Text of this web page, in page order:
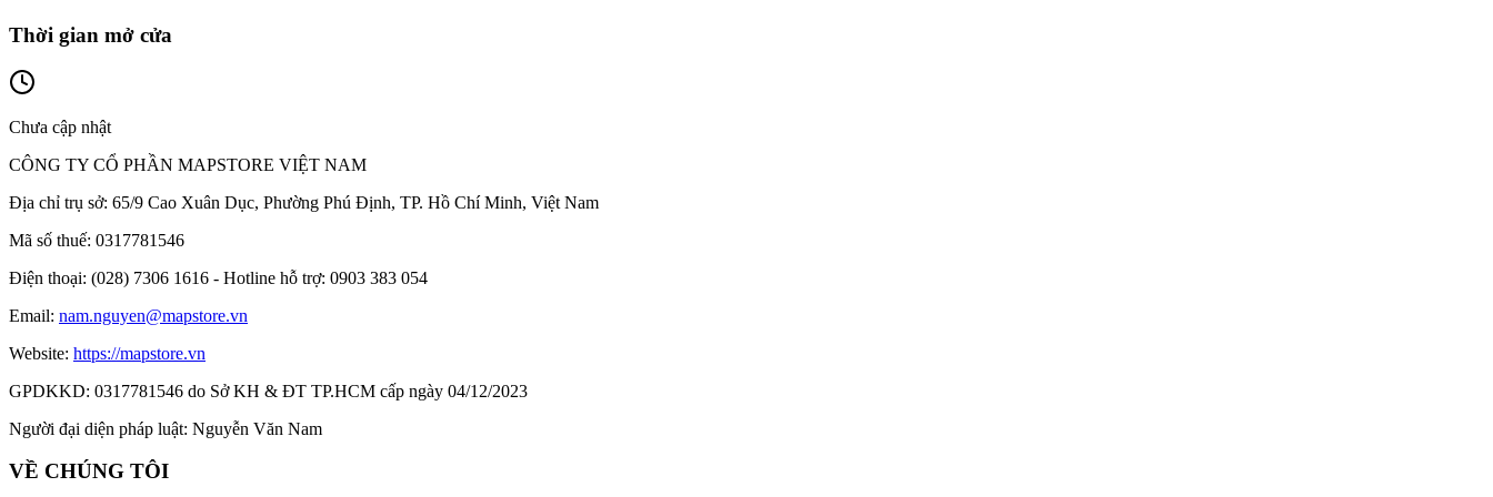
Thời gian mở cửa
Chưa cập nhật
CÔNG TY CỔ PHẦN MAPSTORE VIỆT NAM
Địa chỉ trụ sở: 65/9 Cao Xuân Dục, Phường Phú Định, TP. Hồ Chí Minh, Việt Nam
Mã số thuế: 0317781546
Điện thoại: (028) 7306 1616 - Hotline hỗ trợ: 0903 383 054
Email: nam.nguyen@mapstore.vn
Website: https://mapstore.vn
GPDKKD: 0317781546 do Sở KH & ĐT TP.HCM cấp ngày 04/12/2023
Người đại diện pháp luật: Nguyễn Văn Nam
VỀ CHÚNG TÔI